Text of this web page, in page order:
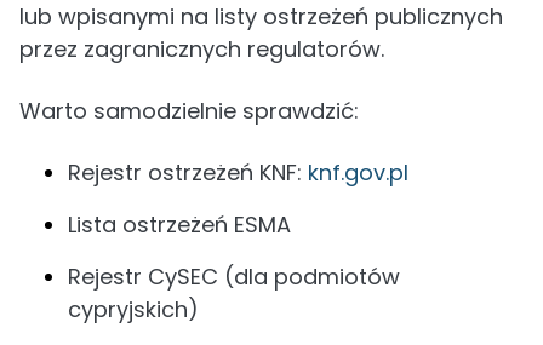
lub wpisanymi na listy ostrzeżeń publicznych
przez zagranicznych regulatorów.
Warto samodzielnie sprawdzić:
Rejestr ostrzeżeń KNF: knf.gov.pl
Lista ostrzeżeń ESMA
Rejestr CySEC (dla podmiotów
cypryjskich)